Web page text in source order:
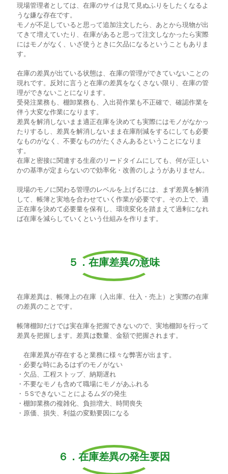
現場管理者としては、在庫のサイは見て見ぬふりをしたくなるよ
うな嫌な存在です。
モノが不足していると思って追加注文したら、あとから現物が出
てきて増えていたり、在庫があると思って注文しなかったら実際
にはモノがなく、いざ使うときに欠品になるということもありま
す。
在庫の差異が出ている状態は、在庫の管理ができていないことの
現れです。反対に言うと在庫の差異をなくさない限り、在庫の管
理ができないことになります。
受発注業務も、棚卸業務も、入出荷作業も不正確で、確認作業を
伴う大変な作業になります。
差異を解消しないまま適正在庫を決めても実際にはモノがなかっ
たりするし、差異を解消しないまま在庫削減をするにしても必要
なものがなく、不要なものがたくさんあるということになりま
す。
在庫と密接に関連する生産のリードタイムにしても、何が正しい
かの基準が定まらないので効率化・改善のしようがありません。
現場のモノに関わる管理のレベルを上げるには、まず差異を解消
して、帳簿と実地を合わせていく作業が必要です。その上で、適
正在庫を決めて必要量を保有し、環境変化を踏まえて過剰になれ
ば在庫を減らしていくという仕組みを作ります。
５．在庫差異の意味
在庫差異は、帳簿上の在庫（入出庫、仕入・売上）と実際の在庫
の差異のことです。
帳簿棚卸だけでは実在庫を把握できないので、実地棚卸を行って
差異を把握します。差異は数量、金額で把握されます。
在庫差異が存在すると業務に様々な弊害が出ます。
・必要な時にあるはずのモノがない
・欠品、工程ストップ、納期遅れ
・不要なモノも含めて職場にモノがあふれる
・５Sできないことによるムダの発生
・棚卸業務の複雑化、負担増大、時間喪失
・原価、損失、利益の変動要因になる
６．在庫差異の発生要因